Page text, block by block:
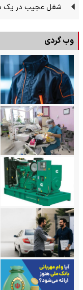
شغل عجیب در یک
وب گردی